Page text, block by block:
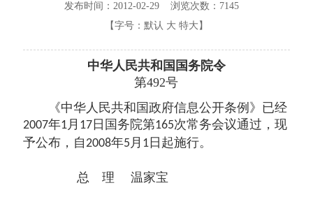
发布时间：2012-02-29 浏览次数： 7145
【字号： 默认 大 特大 】
中华人民共和国国务院令
第492号
《中华人民共和国政府信息公开条例》已经
2007年1月 17日国务院第165次常务会议通过，现
予公布，自2008年5 月 1日起施行。
总 理 温家宝